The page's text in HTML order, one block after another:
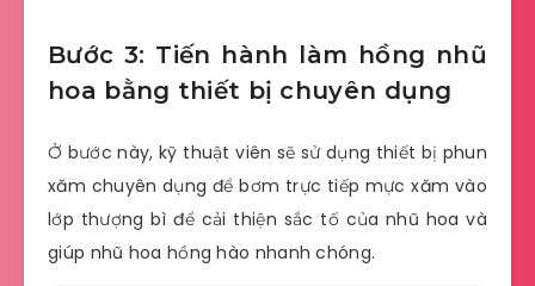
Bước 3: Tiến hành làm hồng nhũ
hoa bằng thiết bị chuyên dụng
Ở bước này, kỹ thuật viên sẽ sử dụng thiết bị phun
xăm chuyên dụng để bơm trực tiếp mực xăm vào
lớp thượng bì để cải thiện sắc tố của nhũ hoa và
giúp nhũ hoa hồng hào nhanh chóng.